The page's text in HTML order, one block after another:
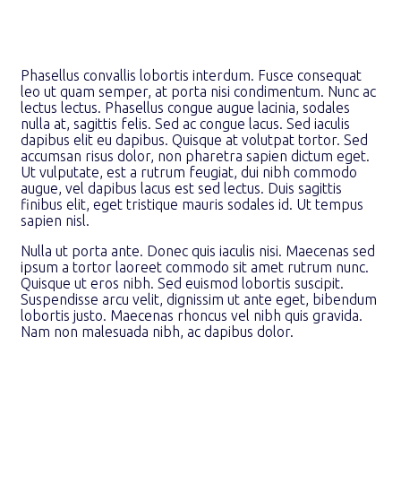
Phasellus convallis lobortis interdum. Fusce consequat
leo ut quam semper, at porta nisi condimentum. Nunc ac
lectus lectus. Phasellus congue augue lacinia, sodales
nulla at, sagittis felis. Sed ac congue lacus. Sed iaculis
dapibus elit eu dapibus. Quisque at volutpat tortor. Sed
accumsan risus dolor, non pharetra sapien dictum eget.
Ut vulputate, est a rutrum feugiat, dui nibh commodo
augue, vel dapibus lacus est sed lectus. Duis sagittis
finibus elit, eget tristique mauris sodales id. Ut tempus
sapien nisl.
Nulla ut porta ante. Donec quis iaculis nisi. Maecenas sed
ipsum a tortor laoreet commodo sit amet rutrum nunc.
Quisque ut eros nibh. Sed euismod lobortis suscipit.
Suspendisse arcu velit, dignissim ut ante eget, bibendum
lobortis justo. Maecenas rhoncus vel nibh quis gravida.
Nam non malesuada nibh, ac dapibus dolor.